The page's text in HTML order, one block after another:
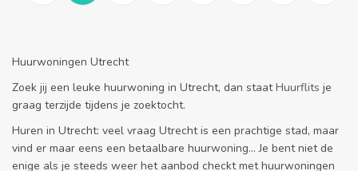
Huurwoningen Utrecht
Zoek jij een leuke huurwoning in Utrecht, dan staatHuurflits je
graag terzijde tijdens je zoektocht.
Huren in Utrecht: veel vraag Utrecht is een prachtige stad, maar
vind er maar eens een betaalbare huurwoning... Je bent niet de
enige als je steeds weer het aanbod checkt met huurwoningen